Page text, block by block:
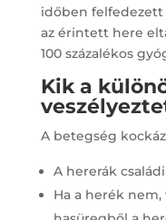
időben felfedezett
az érintett here
100 százalékos
Kik a
A betegség
A hererák
Ha a herék nem,